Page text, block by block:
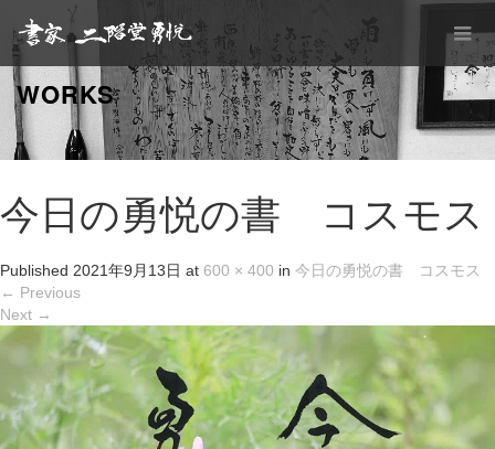
WORKS
今日の勇悦の書 コスモス
Published 2021年9月13日 at 600 × 400 in 今日の勇悦の書 コスモス
← Previous
Next →